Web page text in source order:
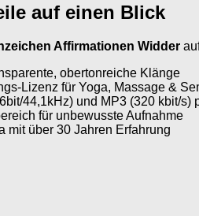
auf einen Blick
Affirmationen Widder
obertonreiche Klänge
Lizenz für Yoga, Massage &
44,1kHz) und MP3 (320 kbit/s)
für unbewusste Aufnahme
mit über 30 Jahren Erfahrung